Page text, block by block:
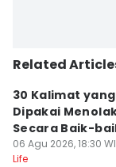
Related
30 Kalimat
Dipakai
Secara Baik-
06 Agu 2026, 18:30
Life